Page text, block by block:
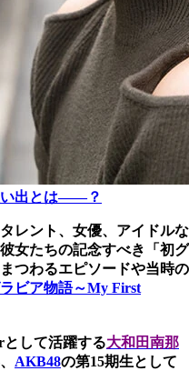
い出とは――？
レント、女優、アイドルな
女たちの記念すべき「初グ
つわるエピソードや当時の
ラビア物語～My First
して活躍する大和田南那
AKB48の第15期生として